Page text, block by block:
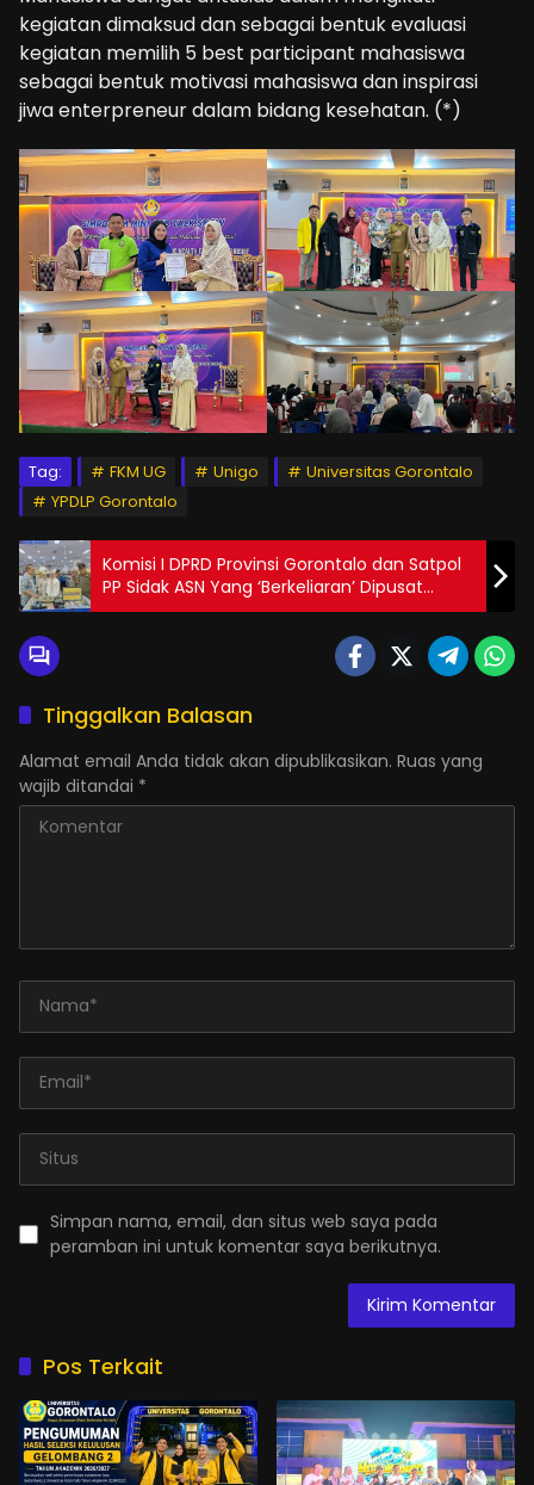
kegiatan dimaksud dan sebagai bentuk evaluasi
kegiatan memilih 5 best participant mahasiswa
sebagai bentuk motivasi mahasiswa dan inspirasi
jiwa enterpreneur dalam bidang kesehatan. (*)
Tag: FKM UG Unigo
Universitas Gorontalo
YPDLP Gorontalo
Komisi I DPRD Provinsi Gorontalo dan Satpol
PP Sidak ASN Yang ‘Berkeliaran’ Dipusat
Perbelanjaan
Tinggalkan Balasan
Alamat email Anda tidak akan dipublikasikan. Ruas yang
wajib ditandai *
Simpan nama, email, dan situs web saya pada
peramban ini untuk komentar saya berikutnya.
Pos Terkait